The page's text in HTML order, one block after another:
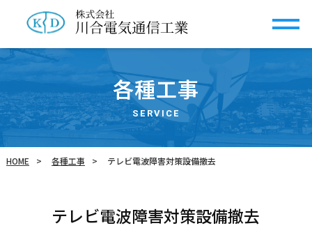
各種工事
SERVICE
HOME 各種工事 テレビ電波障害対策設備撤去
テレビ電波障害対策設備撤去